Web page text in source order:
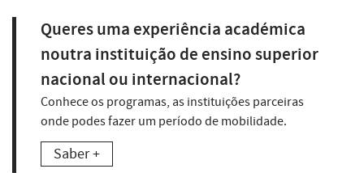
Queres uma experiência académica
noutra instituição de ensino superior
nacional ou internacional?
Conhece os programas, as instituições parceiras
onde podes fazer um período de mobilidade.
Saber +